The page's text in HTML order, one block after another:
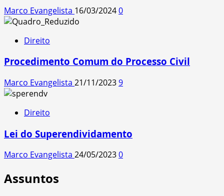
Marco Evangelista 16/03/20240
Direito
Procedimento Comum do Processo Civil
Marco Evangelista 21/11/20239
Direito
Lei do Superendividamento
Marco Evangelista 24/05/20230
Assuntos